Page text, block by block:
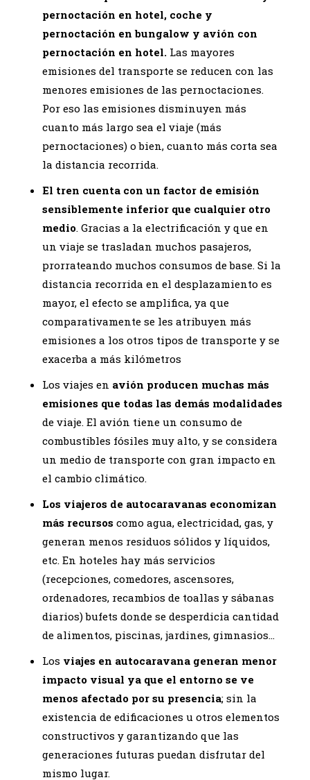
pernoctación en hotel, coche y
pernoctación en bungalow y avión con
pernoctación en hotel. Las mayores
emisiones del transporte se reducen con las
menores emisiones de las pernoctaciones.
Por eso las emisiones disminuyen más
cuanto más largo sea el viaje (más
pernoctaciones) o bien, cuanto más corta sea
la distancia recorrida.
El tren cuenta con un factor de emisión
sensiblemente inferior que cualquier otro
medio. Gracias a la electrificación y que en
un viaje se trasladan muchos pasajeros,
prorrateando muchos consumos de base. Si la
distancia recorrida en el desplazamiento es
mayor, el efecto se amplifica, ya que
comparativamente se les atribuyen más
emisiones a los otros tipos de transporte y se
exacerba a más kilómetros
Los viajes en avión producen muchas más
emisiones que todas las demás modalidades
de viaje. El avión tiene un consumo de
combustibles fósiles muy alto, y se considera
un medio de transporte con gran impacto en
el cambio climático.
Los viajeros de autocaravanas economizan
más recursos como agua, electricidad, gas, y
generan menos residuos sólidos y líquidos,
etc. En hoteles hay más servicios
(recepciones, comedores, ascensores,
ordenadores, recambios de toallas y sábanas
diarios) bufets donde se desperdicia cantidad
de alimentos, piscinas, jardines, gimnasios…
Los viajes en autocaravana generan menor
impacto visual ya que el entorno se ve
menos afectado por su presencia; sin la
existencia de edificaciones u otros elementos
constructivos y garantizando que las
generaciones futuras puedan disfrutar del
mismo lugar.